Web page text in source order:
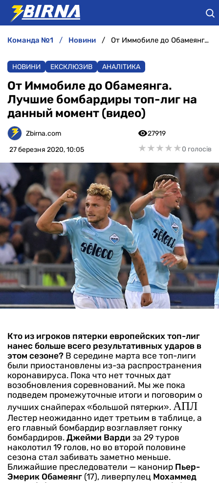
АНАЛІТИКА
ІНТЕРВ'Ю
РІЗНЕ
БУКМЕКЕРИ
команда №1 новини От Иммобиле до Обамеянга. Лучшие бомбардиры топ-лиг на данный момент (видео)
НОВИНИ ЕКСКЛЮЗИВ АНАЛІТИКА
От Иммобиле до Обамеянга.
Лучшие бомбардиры топ-лиг на
данный момент (видео)
Zbirna.com
27 березня 2020, 10:05
27919
★★★★★
★★★★★0 голосів
Кто из игроков пятерки европейских топ-лиг
нанес больше всего результативных ударов в
этом сезоне? В середине марта все топ-лиги
были приостановлены из-за распространения
коронавируса. Пока что нет точных дат
возобновления соревнований. Мы же пока
подведем промежуточные итоги и поговорим о
лучших снайперах «большой пятерки». АПЛ
Лестер неожиданно идет третьим в таблице, а
его главный бомбардир возглавляет гонку
бомбардиров. Джейми Варди за 29 туров
наколотил 19 голов, но во второй половине
сезона стал забивать заметно меньше.
Ближайшие преследователи — канонир Пьер-
Эмерик Обамеянг (17), ливерпулец Мохаммед